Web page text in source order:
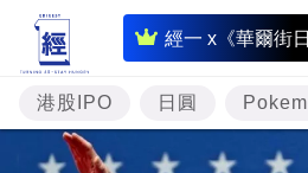
經一 x《華爾街日
即
時
財
經
港股IPO 日圓